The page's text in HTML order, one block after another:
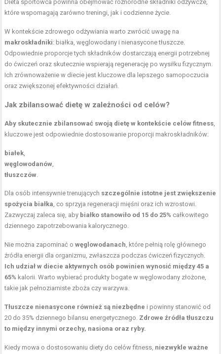
Dieta sportowca powinna obejmować różnorodne składniki odżywcze,
które wspomagają zarówno treningi, jak i codzienne życie.
W kontekście zdrowego odżywiania warto zwrócić uwagę na
makroskładniki: białka, węglowodany i nienasycone tłuszcze.
Odpowiednie proporcje tych składników dostarczają energii potrzebnej
do ćwiczeń oraz skutecznie wspierają regenerację po wysiłku fizycznym.
Ich zrównoważenie w diecie jest kluczowe dla lepszego samopoczucia
oraz zwiększonej efektywności działań.
Jak zbilansować dietę w zależności od celów?
Aby skutecznie zbilansować swoją dietę w kontekście celów fitness,
kluczowe jest odpowiednie dostosowanie proporcji makroskładników:
białek,
węglowodanów,
tłuszczów.
Dla osób intensywnie trenujących szczególnie istotne jest zwiększenie
spożycia białka, co sprzyja regeneracji mięśni oraz ich wzrostowi.
Zazwyczaj zaleca się, aby białko stanowiło od 15 do 25% całkowitego
dziennego zapotrzebowania kalorycznego.
Nie można zapominać owęglowodanach, które pełnią rolę głównego
źródła energii dla organizmu, zwłaszcza podczas ćwiczeń fizycznych.
Ich udział w diecie aktywnych osób powinien wynosić między 45 a
65% kalorii. Warto wybierać produkty bogate w węglowodany złożone,
takie jak pełnoziarniste zboża czy warzywa.
Tłuszcze nienasycone również są niezbędne i powinny stanowić od
20 do 35% dziennego bilansu energetycznego. Zdrowe źródła tłuszczu
to między innymi orzechy, nasiona oraz ryby.
Kiedy mowa o dostosowaniu diety do celów fitness, niezwykle ważne